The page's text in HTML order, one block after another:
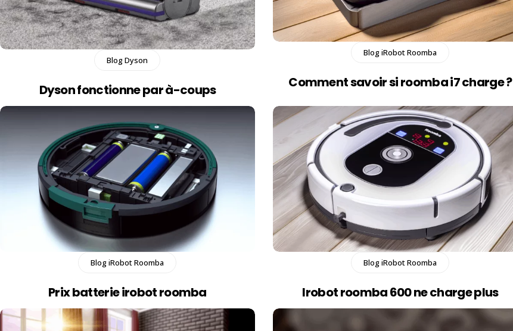
Blog Dyson
Dyson fonctionne par à-coups
Blog iRobot Roomba
Comment savoir si roomba i7 charge​ ?
Blog iRobot Roomba
Prix batterie irobot roomba​
Blog iRobot Roomba
Irobot roomba 600 ne charge plus​